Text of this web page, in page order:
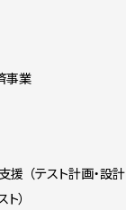
事業
援 （テスト計画・設計
ト）